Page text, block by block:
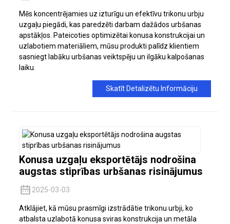
Mēs koncentrējamies uz izturīgu un efektīvu trikonu urbju
uzgaļu piegādi, kas paredzēti darbam dažādos urbšanas
apstākļos. Pateicoties optimizētai konusa konstrukcijai un
uzlabotiem materiāliem, mūsu produkti palīdz klientiem
sasniegt labāku urbšanas veiktspēju un ilgāku kalpošanas
laiku.
Skatīt Detalizētu Informāciju
Konusa uzgaļu eksportētājs nodrošina
augstas stiprības urbšanas risinājumus
2025-03-03
Atklājiet, kā mūsu prasmīgi izstrādātie trikonu urbji, ko
atbalsta uzlabotā konusa sviras konstrukcija un metāla